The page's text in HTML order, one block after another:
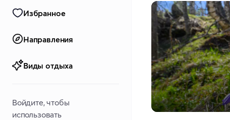
Избранное
Направления
Виды отдыха
Войдите, чтобы
использовать